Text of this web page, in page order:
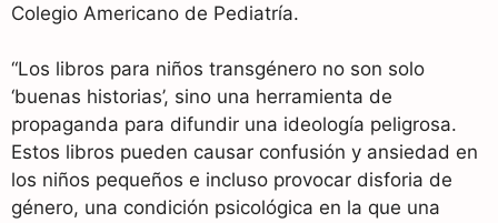
Colegio Americano de Pediatría.
“Los libros para niños transgénero no son solo
‘buenas historias’, sino una herramienta de
propaganda para difundir una ideología peligrosa.
Estos libros pueden causar confusión y ansiedad en
los niños pequeños e incluso provocar disforia de
género, una condición psicológica en la que una